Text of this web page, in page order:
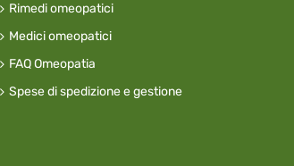
Rimedi omeopatici
Medici omeopatici
FAQ Omeopatia
Spese di spedizione e gestione